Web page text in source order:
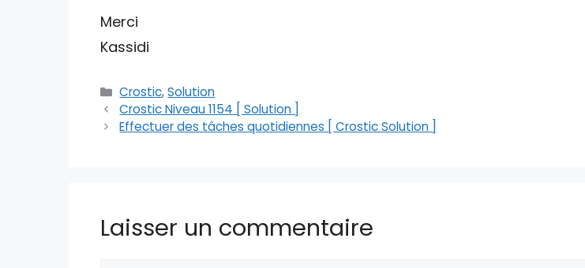
Merci
Kassidi
Catégories
Crostic,Solution
Crostic Niveau 1154 [ Solution ]
Effectuer des tâches quotidiennes [ Crostic Solution ]
Laisser un commentaire